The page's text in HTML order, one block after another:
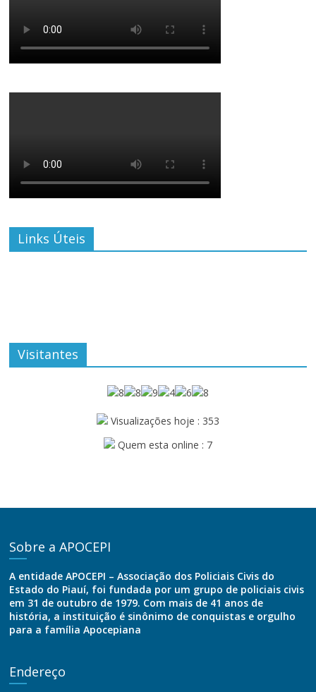
Links Úteis
Visitantes
Visualizações hoje : 353
Quem esta online : 7
Sobre a APOCEPI
A entidade APOCEPI – Associação dos Policiais Civis do
Estado do Piauí, foi fundada por um grupo de policiais civis
em 31 de outubro de 1979. Com mais de 41 anos de
história, a instituição é sinônimo de conquistas e orgulho
para a família Apocepiana
Endereço